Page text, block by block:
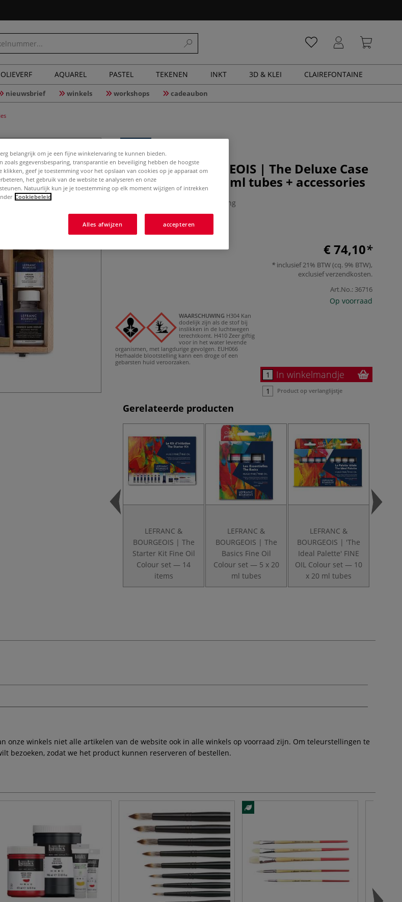
OLIEVERF AQUAREL PASTEL TEKENEN INKT 3D & KLEI CLAIREFONTAINE
nieuwsbrief winkels workshops cadeaubon
LEFRANC & BOURGEOIS | The Deluxe Case
FINE OIL — 10 x 40 ml tubes + accessories
0 Beoordeling
€ 74,10
inclusief 21% BTW (cq. 9% BTW),
exclusiefverzendkosten.
Art.No.: 36716
Op voorraad
WAARSCHUWING H304 Kan
dodelijk zijn als de stof bij
inslikken in de luchtwegen
terechtkomt. H410 Zeer giftig
voor in het water levende
organismen, met langdurige gevolgen. EUH066
Herhaalde blootstelling kann een droge of een
gebarsten huid veroorzaken.
In winkelmandje
Product op verlanglijstje
Gerelateerde producten
LEFRANC &
BOURGEOIS | The
Starter Kit Fine Oil
Colour set — 14
items
LEFRANC &
BOURGEOIS | The
Basics Fine Oil
Colour set — 5 x 20
ml tubes
LEFRANC &
BOURGEOIS | 'The
Ideal Palette' FINE
OIL Colour set — 10
x 20 ml tubes
onze winkels niet alle artikelen van de website ook in alle winkels op voorraad zijn. Om teleurstellingen te
bezoeken, zodat we het product kunnen reserveren of bestellen.
belangrijk om je een fijne winkelervaring te kunnen bieden.
zoals gegevensbesparing, transparantie en beveiliging hebben de hoogste
klikken, geef je toestemming voor het opslaan van cookies op je apparaat om
het gebruik van de website te analyseren en onze
Natuurlijk kun je je toestemming op elk moment wijzigen of intrekken
Cookiebeleid
Alles afwijzen accepteren